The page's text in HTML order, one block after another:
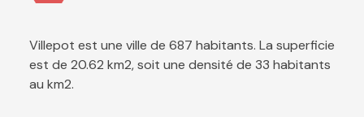
Villepot est une ville de 687 habitants. La superficie
est de 20.62 km2, soit une densité de 33 habitants
au km2.